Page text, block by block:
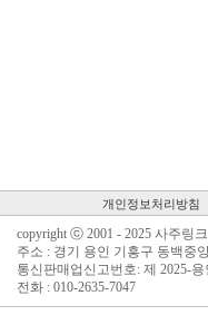
개인정보처리방침
copyright ⓒ 2001 - 2025 사주링
주소 : 경기 용인 기흥구 동백중
통신판매업신고번호: 제 2025-
전화 : 010-2635-7047